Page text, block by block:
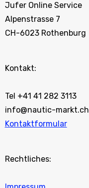
Jufer Online Service
Alpenstrasse 7
CH-6023 Rothenburg
Kontakt:
Tel +41 41 282 3113
info@nautic-markt.ch
Kontaktformular
Rechtliches: